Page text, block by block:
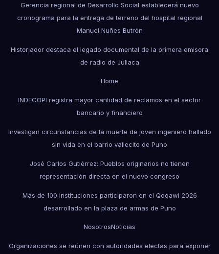
Gerencia regional de Desarrollo Social establecerá nuevo
cronograma para la entrega de terreno del hospital regional
Manuel Nuñes Butrón
Historiador destaca el legado documental de la primera emisora
de radio de Juliaca
Home
INDECOPI registra mayor cantidad de reclamos en el sector
bancario y financiero
Investigan circunstancias de la muerte de joven ingeniero hallado
sin vida en el barrio vallecito de Puno
José Carlos Gutiérrez: Pueblos originarios no tienen
representación directa en el nuevo congreso
Más de 100 instituciones participaron en el Qoqawi 2026
desarrollado en la plaza de armas de Puno
NosotrosNoticias
Organizaciones se reúnen con autoridades electas para exponer